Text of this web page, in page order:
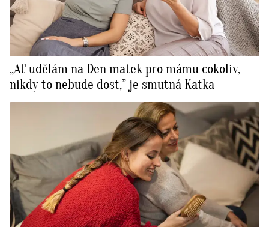
„Ať udělám na Den matek pro mámu cokoliv,
nikdy to nebude dost,” je smutná Katka